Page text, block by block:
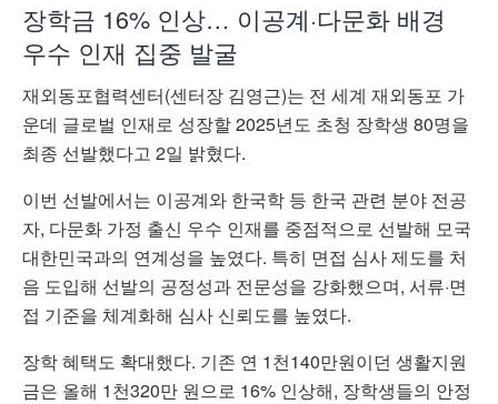
장학금 16% 인상… 이공계·다문화 배경
우수 인재 집중 발굴
재외동포협력센터(센터장 김영근)는 전 세계 재외동포 가
운데 글로벌 인재로 성장할 2025년도 초청 장학생 80명을
최종 선발했다고 2일 밝혔다.
이번 선발에서는 이공계와 한국학 등 한국 관련 분야 전공
자, 다문화 가정 출신 우수 인재를 중점적으로 선발해 모국
대한민국과의 연계성을 높였다. 특히 면접 심사 제도를 처
음 도입해 선발의 공정성과 전문성을 강화했으며, 서류·면
접 기준을 체계화해 심사 신뢰도를 높였다.
장학 혜택도 확대했다. 기존 연 1천140만원이던 생활지원
금은 올해 1천320만 원으로 16% 인상해, 장학생들의 안정